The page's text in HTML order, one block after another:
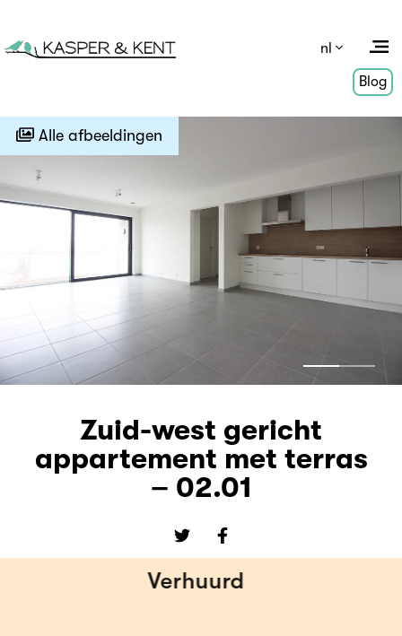
Blog
nl
Alle afbeeldingen
Verhuurd
Zuid-west gericht
appartement met terras
– 02.01